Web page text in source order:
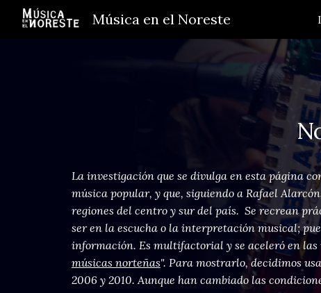
Música en el Noreste
La investigación que se divulga en esta página
música popular, y que, siguiendo a Rafael
regiones del centro y sur del país. Se recrean
ser en la escucha o la interpretación musical;
información. Es multifactorial y se aceleró en las
músicas norteñas". Para mostrarlo, decidimos
2006 y 2010. Aunque han cambiado las